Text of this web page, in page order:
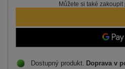
Můžete si také
Dostupný produkt Doprava v